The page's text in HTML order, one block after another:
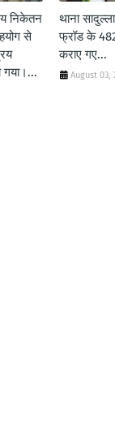
निकेतन
से
गया।...
थाना
फ्रॉड के
कराए गए...
August 03,